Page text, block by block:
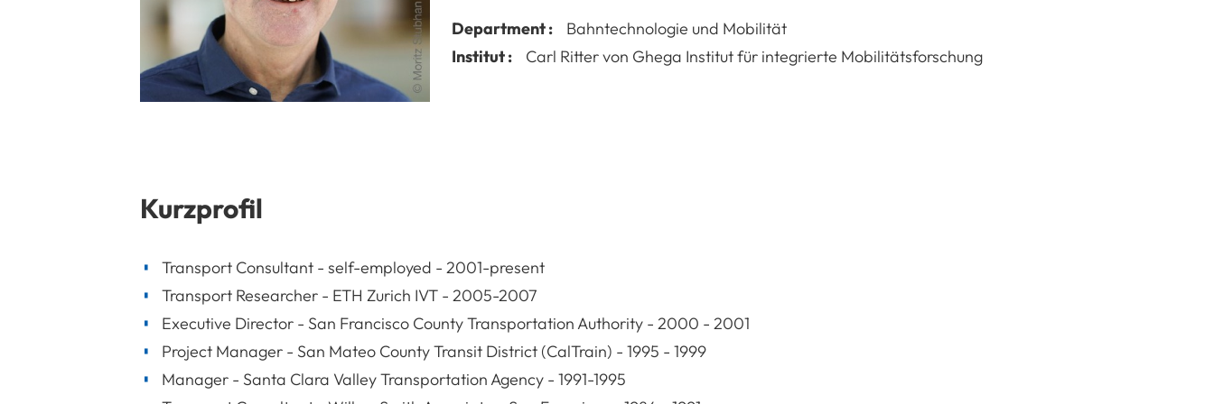
Department :
Bahntechnologie und Mobilität
Institut :
Carl Ritter von Ghega Institut für integrierte Mobilitätsforschung
Kurzprofil
Transport Consultant - self-employed - 2001-present
Transport Researcher - ETH Zurich IVT - 2005-2007
Executive Director - San Francisco County Transportation Authority - 2000 - 2001
Project Manager - San Mateo County Transit District (CalTrain) - 1995 - 1999
Manager - Santa Clara Valley Transportation Agency - 1991-1995